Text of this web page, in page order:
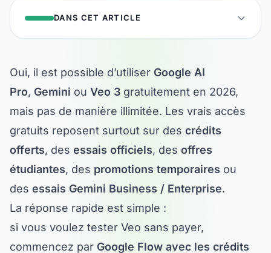
Oui, il est possible d’utiliser Google AI
Pro
Gemini Veo 3 gratuitement en 2026,
mais pas de manière illimitée. Les vrais accès
gratuits reposent surtout sur des
crédits
offerts
, des essais officiels , des
offres
étudiantes
, des promotions temporaires
des
essais Gemini Business / Enterprise
La réponse rapide est simple :
si vous voulez tester Veo sans payer,
Google Flow avec les crédits